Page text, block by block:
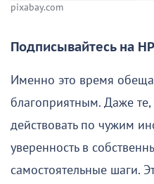
pixabay.com
Подписывайтесь на
Именно это время
благоприятным. Даже
действовать по чужим
уверенность в
самостоятельные шаги.